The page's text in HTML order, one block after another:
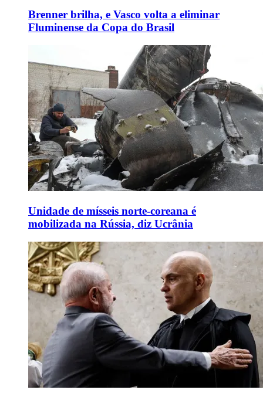
Brenner brilha, e Vasco volta a eliminar
Fluminense da Copa do Brasil
Unidade de mísseis norte-coreana é
mobilizada na Rússia, diz Ucrânia